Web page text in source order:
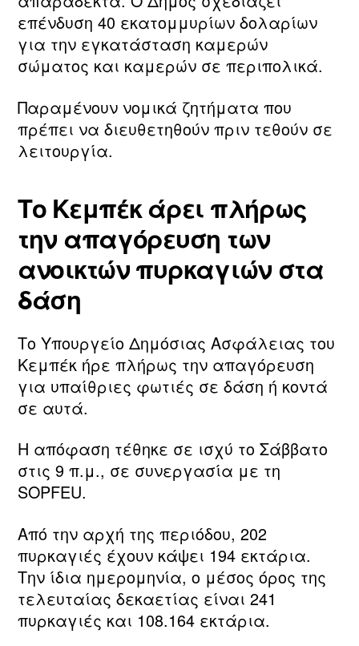
επένδυση 40 εκατομμυρίων δολαρίων
για την εγκατάσταση καμερών
σώματος και καμερών σε περιπολικά.
Παραμένουν νομικά ζητήματα που
πρέπει να διευθετηθούν πριν τεθούν σε
λειτουργία.
Το Κεμπέκ άρει πλήρως
την απαγόρευση των
ανοικτών πυρκαγιών στα
δάση
Το Υπουργείο Δημόσιας Ασφάλειας του
Κεμπέκ ήρε πλήρως την απαγόρευση
για υπαίθριες φωτιές σε δάση ή κοντά
σε αυτά.
Η απόφαση τέθηκε σε ισχύ το Σάββατο
στις 9 π.μ., σε συνεργασία με τη
SOPFEU.
Από την αρχή της περιόδου, 202
πυρκαγιές έχουν κάψει 194 εκτάρια.
Την ίδια ημερομηνία, ο μέσος όρος της
τελευταίας δεκαετίας είναι 241
πυρκαγιές και 108.164 εκτάρια.